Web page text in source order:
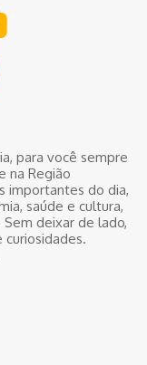
para você sempre
na Região
importantes do dia,
saúde e cultura,
deixar de lado,